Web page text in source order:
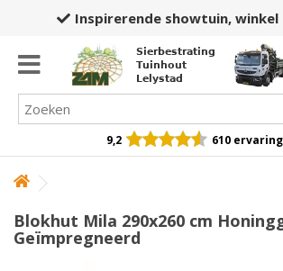
Inspirerende showtuin,winkel
Sierbestrating
Tuinhout
Lelystad
9,2 610
Blokhut Mila 290x260 cm
Geïmpregneerd